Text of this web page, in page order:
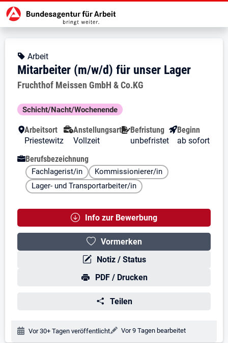
Zur Jobsuche Startseite
Stellendetails zu: Mitarbeiter
Mitarbeiter (m/w/d) für
Mitarbeiter (m/w/d) für unser
Kopfbereich
Angebotsart:
Arbeit
Mitarbeiter (m/w/d) für unser Lager
Arbeitgeber:
Fruchthof Meissen GmbH & Co.KG
Besondere Merkmale
Schicht/Nacht/Wochenende
Arbeitsort
Priestewitz
Anstellungsart
Vollzeit
Befristung
unbefristet
Beginn
ab sofort
Berufsbezeichnung
Fachlagerist/in
Kommissionierer/in
Lager- und Transportarbeiter/in
Info zur Bewerbung
Vormerken
Notiz / Status
PDF / Drucken
Teilen
Veröffentlichungsdatum:
Vor 30+ Tagen veröffentlicht Änderungsdatum:
Vor 9 Tagen bearbeitet